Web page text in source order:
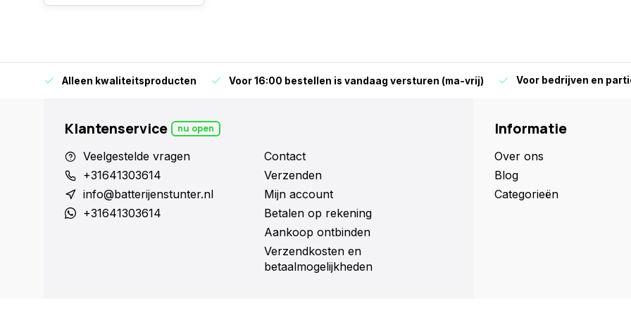
Alleen kwaliteitsproducten Voor 16:00 bestellen is vandaag versturen (ma-vrij) Voor bedrijven en
Klantenservice nu open
Veelgestelde vragen
+31641303614
info@batterijenstunter.nl
+31641303614
Contact
Verzenden
Mijn account
Betalen op rekening
Aankoop ontbinden
Verzendkosten en
betaalmogelijkheden
Informatie
Over ons
Blog
Categorieën